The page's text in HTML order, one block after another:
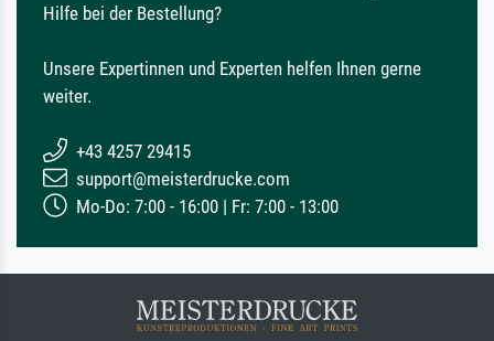
Hilfe bei der Bestellung?
Unsere Expertinnen und Experten helfen Ihnen gerne
weiter.
+43 4257 29415
support@meisterdrucke.com
Mo-Do: 7:00 - 16:00 | Fr: 7:00 - 13:00